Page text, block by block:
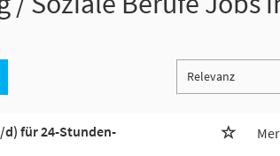
für 24-Stunden-